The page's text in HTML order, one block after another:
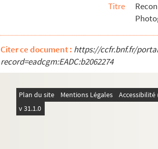
Titre
Citer ce document : https://ccfr.bnf.fr/
record=eadcgm:EADC:b2062274
Plan du site Mentions Légales
v 31.1.0